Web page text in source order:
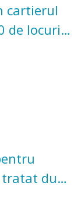
cartierul
de locuri
după